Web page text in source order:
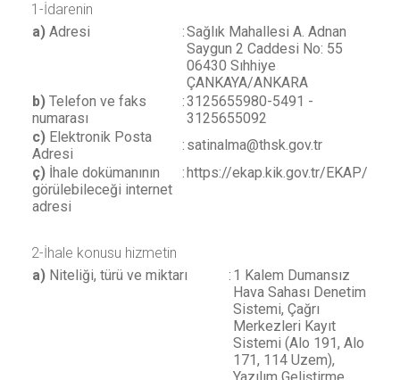
1-İdarenin
a) Adresi :Sağlık Mahallesi A. Adnan
Saygun 2 Caddesi No: 55
06430 Sıhhiye
ÇANKAYA/ANKARA
b) Telefon ve faks
numarası
:3125655980-5491 -
3125655092
c) Elektronik Posta
Adresi
: satinalma@thsk.gov.tr
ç) İhale dokümanının
görülebileceği internet
adresi
:https://ekap.kik.gov.tr/EKAP/
2-İhale konusu hizmetin
a) Niteliği, türü ve miktarı : 1 Kalem Dumansız
Hava Sahası Denetim
Sistemi, Çağrı
Merkezleri Kayıt
Sistemi (Alo 191, Alo
171, 114 Uzem),